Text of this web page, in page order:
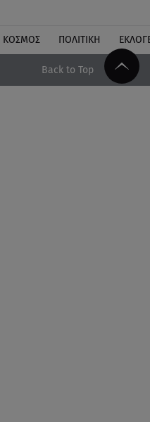
ΚΟΣΜΟΣ ΠΟΛΙΤΙΚΗ
Back to Top